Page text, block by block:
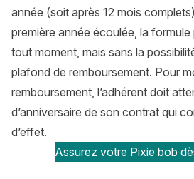
année (soit après 12 mois
première année écoulée, la
tout moment, mais sans la
plafond de remboursement. Pour
remboursement, l’adhérent doit
d’anniversaire de son contrat qui
d’effet.
Assurez votre Pixie bob